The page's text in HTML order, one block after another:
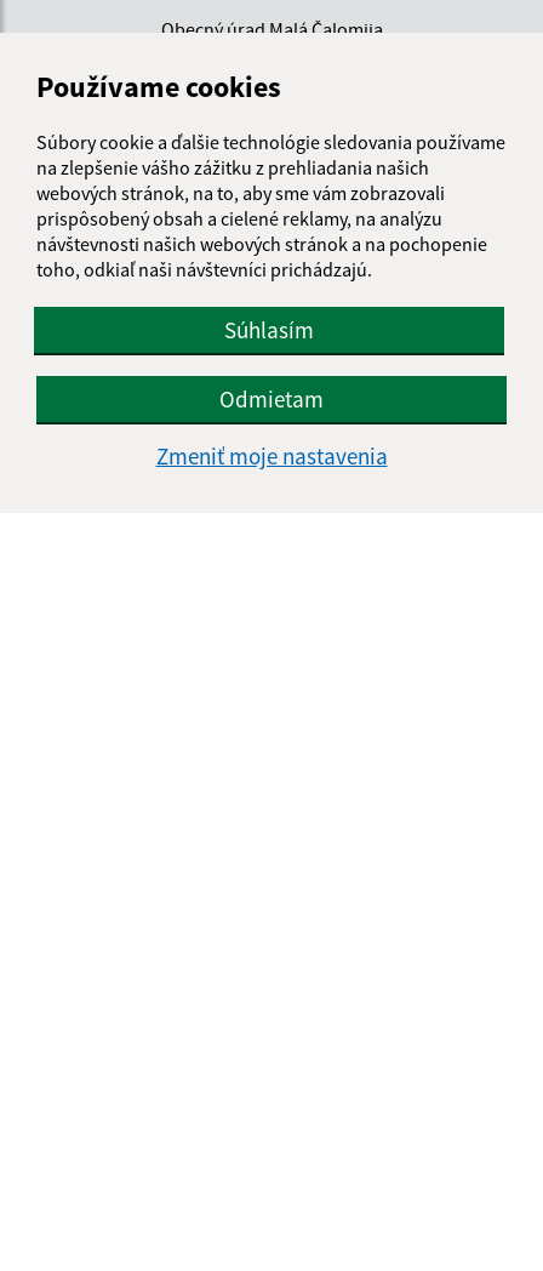
Používame cookies
Súbory cookie a ďalšie technológie sledovania používame
na zlepšenie vášho zážitku z prehliadania našich
webových stránok, na to, aby sme vám zobrazovali
prispôsobený obsah a cielené reklamy, na analýzu
návštevnosti našich webových stránok a na pochopenie
toho, odkiaľ naši návštevníci prichádzajú.
Súhlasím
Odmietam
Zmeniť moje nastavenia
Obecný úrad Malá Čalomija
991 08 Lesenice
info@malacalomija.sk
+421 474 894 102
IČO: 00647403